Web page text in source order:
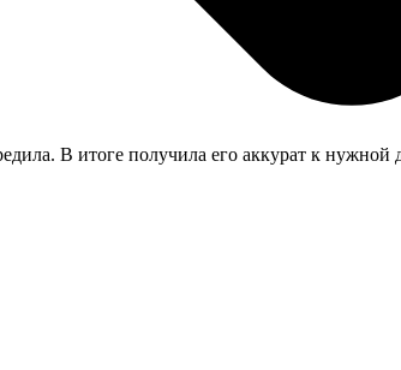
В итоге получила его аккурат к нужной